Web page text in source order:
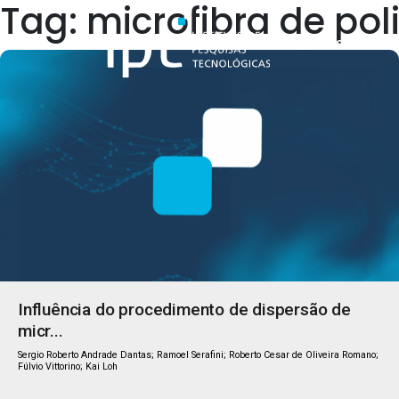
Quem Somos
Tag: microfibra de
Influência do procedimento de dispersão de
micr...
Sergio Roberto Andrade Dantas; Ramoel Serafini; Roberto Cesar de Oliveira Romano;
Fúlvio Vittorino; Kai Loh